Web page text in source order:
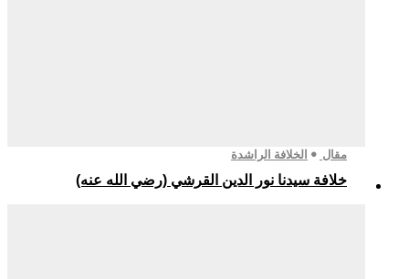
الخلافة الراشدة
خلافة سيدنا نور الدين القرشي (رضي الله عنه)